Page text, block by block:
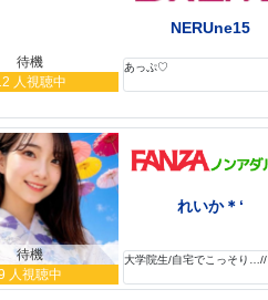
待機
人視聴中
NERUne15
あっぷ♡
待機
人視聴中
れいか＊‘
大学院生/自宅でこっそり…//